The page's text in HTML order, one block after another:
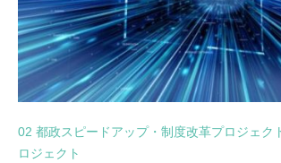
02 都政スピードアップ・制度改革プロジェク
ロジェクト